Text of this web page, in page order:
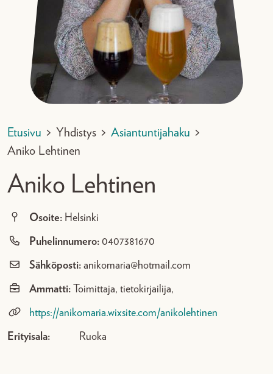
Etusivu > Yhdistys > Asiantuntijahaku >
Aniko Lehtinen
Aniko Lehtinen
Osoite: Helsinki
Puhelinnumero: 0407381670
Sähköposti: anikomaria@hotmail.com
Ammatti: Toimittaja, tietokirjailija,
https://anikomaria.wixsite.com/anikolehtinen
Erityisala: Ruoka